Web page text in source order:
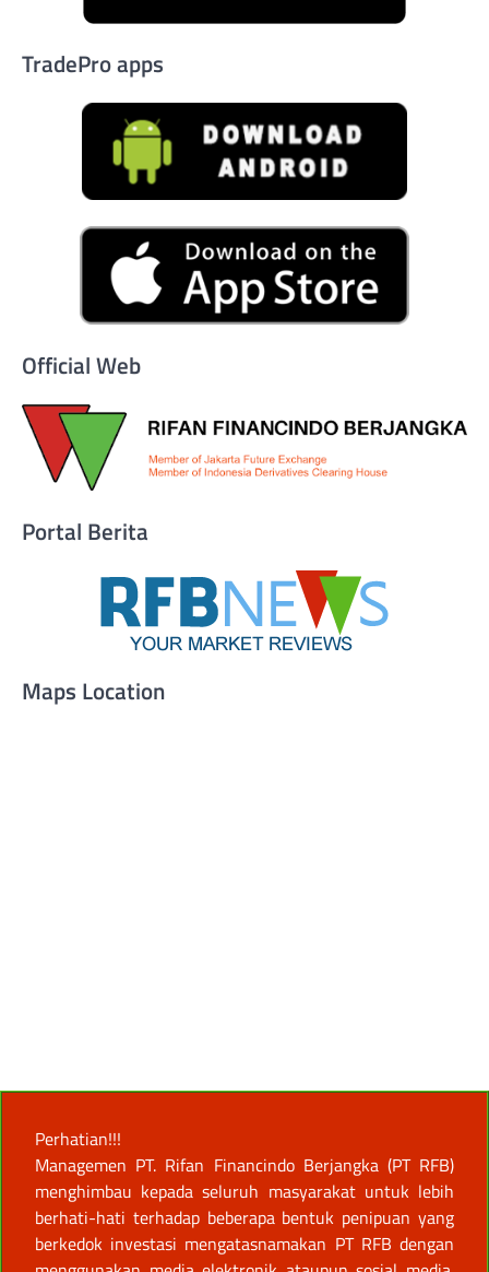
TradePro apps
Official Web
Portal Berita
Maps Location
Perhatian!!!
Managemen PT. Rifan Financindo Berjangka (PT RFB)
menghimbau kepada seluruh masyarakat untuk lebih
berhati-hati terhadap beberapa bentuk penipuan yang
berkedok investasi mengatasnamakan PT RFB dengan